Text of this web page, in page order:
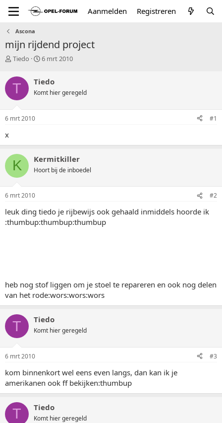
Aanmelden Registreren
Ascona
mijn rijdend project
T
p
i
s
a
e
r
Tiedo
S
r
t
a
6 mrt 2010
T Tiedo
Komt hier geregeld
6 mrt 2010 #1
x
K Kermitkiller
Hoort bij de inboedel
6 mrt 2010 #2
leuk ding tiedo je rijbewijs ook gehaald inmiddels hoorde ik
:thumbup:thumbup:thumbup
heb nog stof liggen om je stoel te repareren en ook nog delen
van het rode:wors:wors:wors
T Tiedo
Komt hier geregeld
6 mrt 2010 #3
kom binnenkort wel eens even langs, dan kan ik je
amerikanen ook ff bekijken:thumbup
T Tiedo
Komt hier geregeld